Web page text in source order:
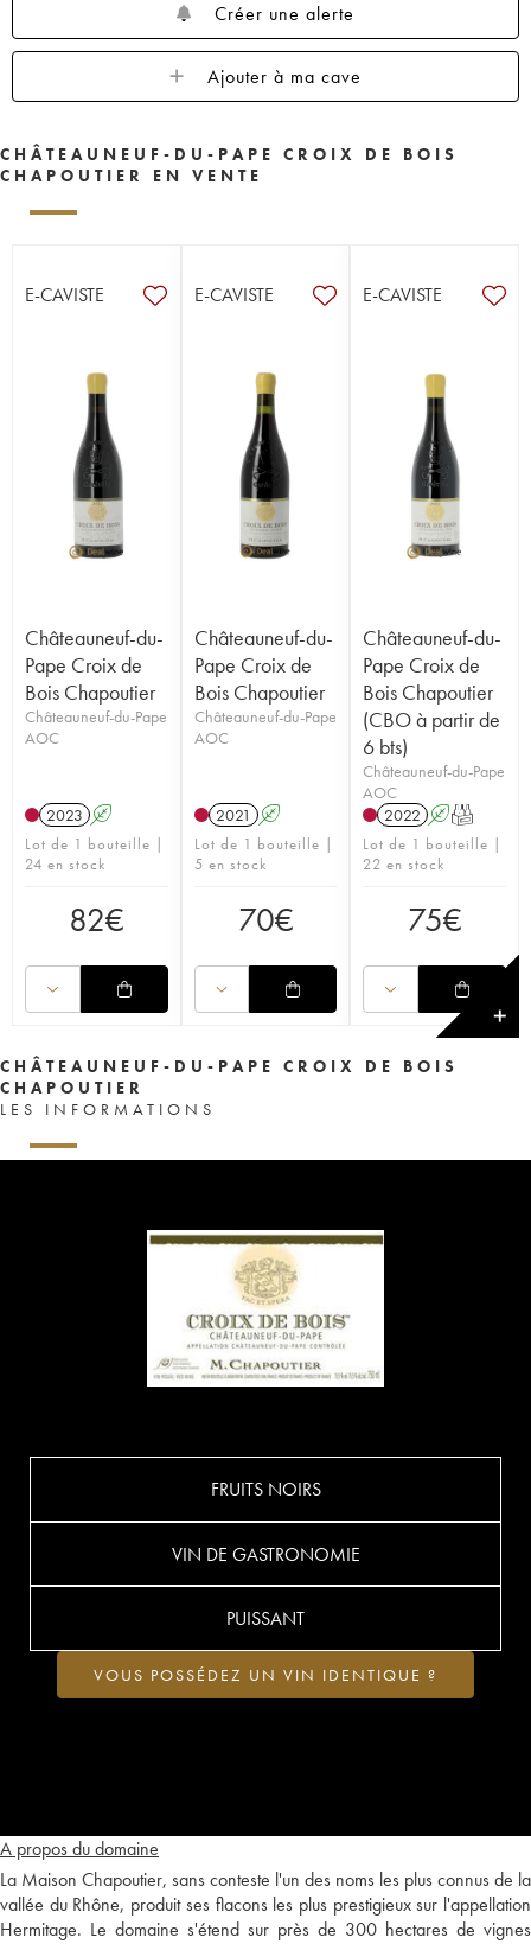
Créer une alerte
Ajouter à ma cave
CHÂTEAUNEUF-DU-PAPE CROIX DE BOIS
CHAPOUTIER EN VENTE
E-CAVISTE
Châteauneuf-du-
Pape Croix de
Bois Chapoutier
Châteauneuf-du-Pape
AOC
2023 A
Lot de 1 bouteille |
24 en stock
82€
E-CAVISTE
Châteauneuf-du-
Pape Croix de
Bois Chapoutier
Châteauneuf-du-Pape
AOC
2021 A
Lot de 1 bouteille |
5 en stock
70€
E-CAVISTE
Châteauneuf-du-
Pape Croix de
Bois Chapoutier
(CBO à partir de
6 bts)
Châteauneuf-du-Pape
AOC
2022 AT
Lot de 1 bouteille |
22 en stock
75€
✕
CHÂTEAUNEUF-DU-PAPE CROIX DE BOIS
CHAPOUTIER
LES INFORMATIONS
A propos du domaine
La Maison Chapoutier, sans conteste l'un des noms les plus connus de la
vallée du Rhône, produit ses flacons les plus prestigieux sur l'appellation
Hermitage. Le domaine s'étend sur près de 300 hectares de vignes
FRUITS NOIRS
VIN DE GASTRONOMIE
PUISSANT
VOUS POSSÉDEZ UN VIN IDENTIQUE ?